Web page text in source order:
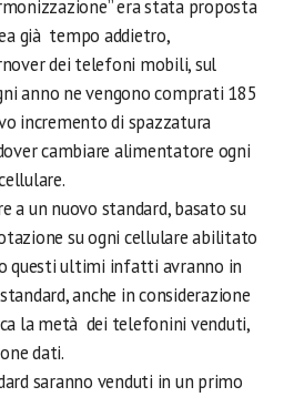
era stata proposta
già tempo addietro,
dei telefoni mobili, sul
anno ne vengono comprati 185
incremento di spazzatura
cambiare alimentatore ogni
a un nuovo standard, basato su
su ogni cellulare abilitato
questi ultimi infatti avranno in
anche in considerazione
la metà dei telefonini venduti,
dati.
saranno venduti in un primo